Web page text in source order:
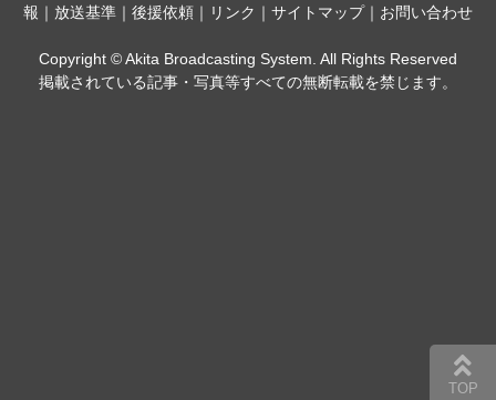
報 ｜ 放送基準 ｜ 後援依頼 ｜ リンク ｜ サイトマップ｜ お問い合わせ
Copyright © Akita Broadcasting System. All Rights Reserved
掲載されている記事・写真等すべての無断転載を禁じます。